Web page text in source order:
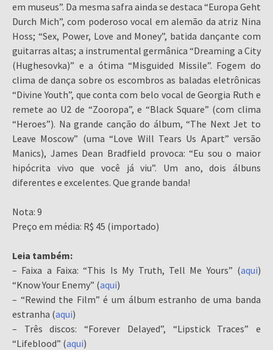
em museus”. Da mesma safra ainda se destaca “Europa Geht
Durch Mich”, com poderoso vocal em alemão da atriz Nina
Hoss; “Sex, Power, Love and Money”, batida dançante com
guitarras altas; a instrumental germânica “Dreaming a City
(Hughesovka)” e a ótima “Misguided Missile”. Fogem do
clima de dança sobre os escombros as baladas eletrônicas
“Divine Youth”, que conta com belo vocal de Georgia Ruth e
remete ao U2 de “Zooropa”, e “Black Square” (com clima
“Heroes”). Na grande canção do álbum, “The Next Jet to
Leave Moscow” (uma “Love Will Tears Us Apart” versão
Manics), James Dean Bradfield provoca: “Eu sou o maior
hipócrita vivo que você já viu”. Um ano, dois álbuns
diferentes e excelentes. Que grande banda!
Nota: 9
Preço em média: R$ 45 (importado)
Leia também:
– Faixa a Faixa: “This Is My Truth, Tell Me Yours” (aqui)
“Know Your Enemy” (aqui)
– “Rewind the Film” é um álbum estranho de uma banda
estranha (aqui)
– Três discos: “Forever Delayed”, “Lipstick Traces” e
“Lifeblood” (aqui)